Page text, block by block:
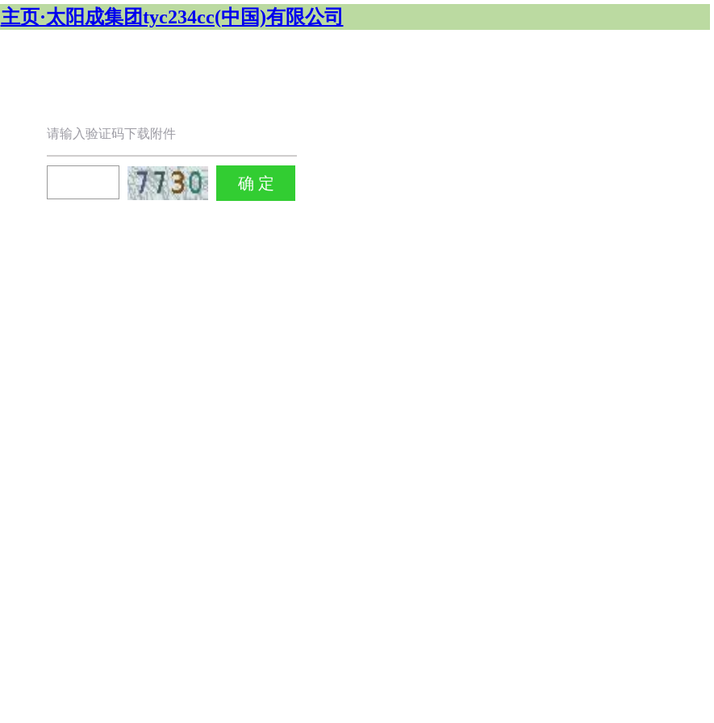
主页·太阳成集团tyc234cc(中国)有限公司
请输入验证码下载附件